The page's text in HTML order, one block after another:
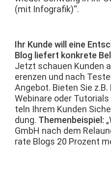
(mit Infografik)“.
Ihr Kunde will eine
Blog liefert konkrete
Jet­zt schauen Kun­den
eren­zen und nach
Ange­bot. Bieten Sie
Webina­re oder Tuto­ri­als
teln Ihrem Kun­den
dung. The­men­beispiel:
GmbH nach dem
rate Blogs 20 Prozent